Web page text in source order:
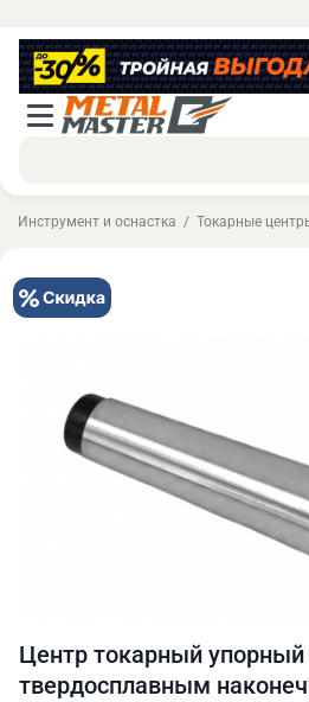
Инструмент и оснастка Токарные
Центр токарный упорный
твердосплавным